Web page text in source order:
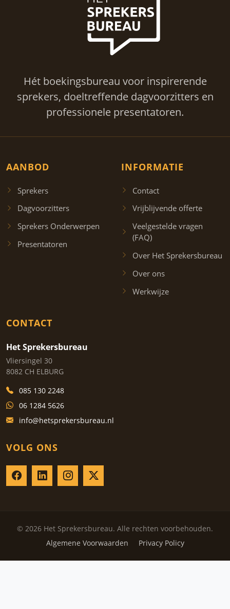
Hét boekingsbureau voor inspirerende
sprekers, doeltreffende dagvoorzitters en
professionele presentatoren.
AANBOD
Sprekers
Dagvoorzitters
Sprekers Onderwerpen
Presentatoren
INFORMATIE
Contact
Vrijblijvende offerte
Veelgestelde vragen
(FAQ)
Over Het Sprekersbureau
Over ons
Werkwijze
CONTACT
Het Sprekersbureau
Vliersingel 30
8082 CH ELBURG
085 130 2248
06 1284 5626
info@hetsprekersbureau.nl
VOLG ONS
© 2026 Het Sprekersbureau. Alle rechten voorbehouden.
Algemene Voorwaarden
Privacy Policy